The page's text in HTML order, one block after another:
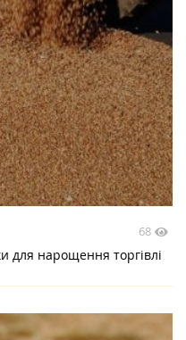
68
для нарощення торгівлі